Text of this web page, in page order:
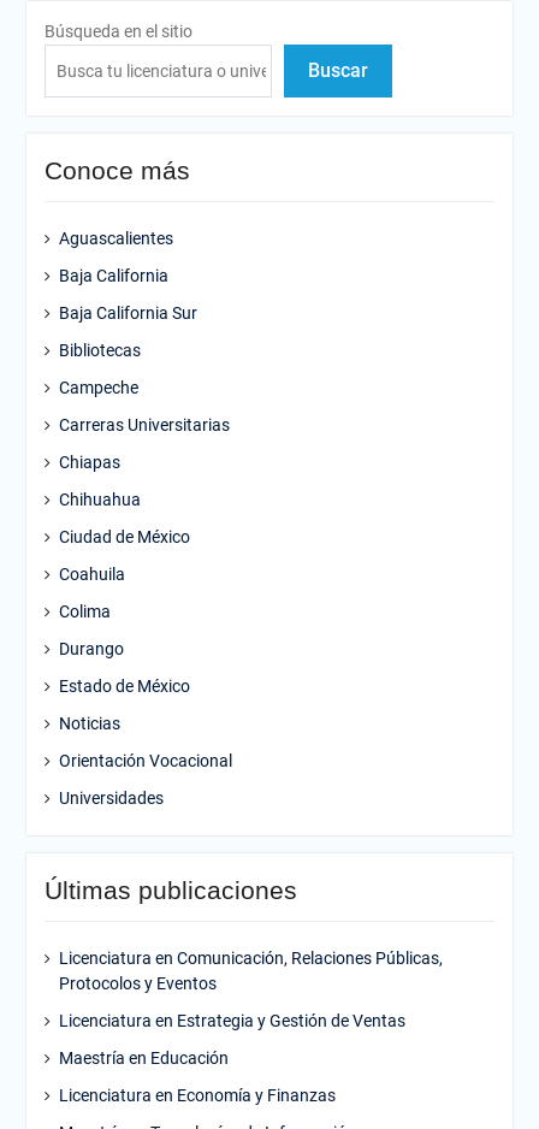
Búsqueda en el sitio
Buscar
Conoce más
Aguascalientes
Baja California
Baja California Sur
Bibliotecas
Campeche
Carreras Universitarias
Chiapas
Chihuahua
Ciudad de México
Coahuila
Colima
Durango
Estado de México
Noticias
Orientación Vocacional
Universidades
Últimas publicaciones
Licenciatura en Comunicación, Relaciones Públicas,
Protocolos y Eventos
Licenciatura en Estrategia y Gestión de Ventas
Maestría en Educación
Licenciatura en Economía y Finanzas